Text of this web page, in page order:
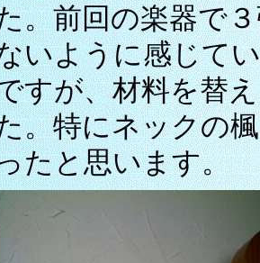
。前回の楽器で
いように感じて
すが、材料を替
。特にネックの
たと思います。